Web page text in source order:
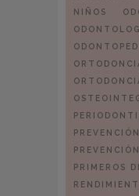
NIÑOS
PRIMEROS